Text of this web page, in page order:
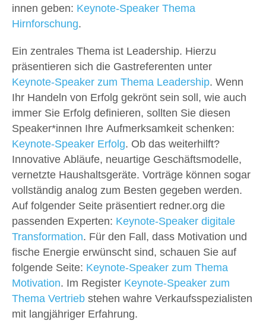
innen geben: Keynote-Speaker Thema
Hirnforschung.
Ein zentrales Thema ist Leadership. Hierzu
präsentieren sich die Gastreferenten unter
Keynote-Speaker zum Thema Leadership. Wenn
Ihr Handeln von Erfolg gekrönt sein soll, wie auch
immer Sie Erfolg definieren, sollten Sie diesen
Speaker*innen Ihre Aufmerksamkeit schenken:
Keynote-Speaker Erfolg. Ob das weiterhilft?
Innovative Abläufe, neuartige Geschäftsmodelle,
vernetzte Haushaltsgeräte. Vorträge können sogar
vollständig analog zum Besten gegeben werden.
Auf folgender Seite präsentiert redner.org die
passenden Experten: Keynote-Speaker digitale
Transformation. Für den Fall, dass Motivation und
fische Energie erwünscht sind, schauen Sie auf
folgende Seite: Keynote-Speaker zum Thema
Motivation. Im Register Keynote-Speaker zum
Thema Vertrieb stehen wahre Verkaufsspezialisten
mit langjähriger Erfahrung.